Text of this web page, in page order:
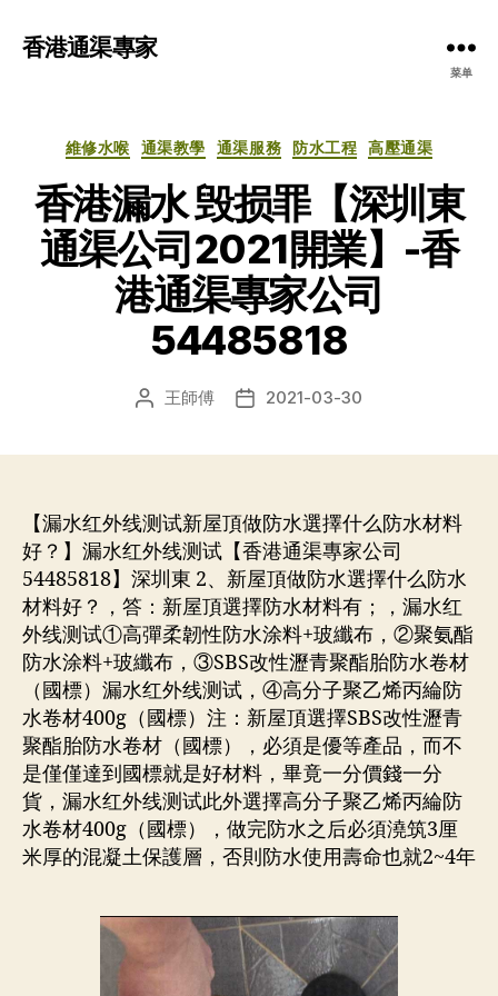
香港通渠專家
菜单
分
維修水喉 通渠教學 通渠服務 防水工程 高壓通渠
香港漏水 毁损罪【深圳東
通渠公司2021開業】-香
港通渠專家公司
54485818
文 王師傅
发 2021-03-30
【漏水红外线测试新屋頂做防水選擇什么防水材料
好？】漏水红外线测试【香港通渠專家公司
54485818】深圳東 2、新屋頂做防水選擇什么防水
材料好？，答：新屋頂選擇防水材料有；，漏水红
外线测试①高彈柔韌性防水涂料+玻纖布，②聚氨酯
防水涂料+玻纖布，③SBS改性瀝青聚酯胎防水卷材
（國標）漏水红外线测试，④高分子聚乙烯丙綸防
水卷材400g（國標）注：新屋頂選擇SBS改性瀝青
聚酯胎防水卷材（國標），必須是優等產品，而不
是僅僅達到國標就是好材料，畢竟一分價錢一分
貨，漏水红外线测试此外選擇高分子聚乙烯丙綸防
水卷材400g（國標），做完防水之后必須澆筑3厘
米厚的混凝土保護層，否則防水使用壽命也就2~4年